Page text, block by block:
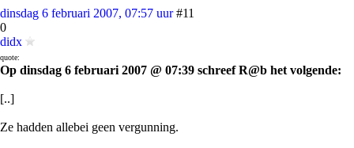
dinsdag 6 februari 2007, 07:57 uur #11
0
didx
quote:
Op dinsdag 6 februari 2007 @ 07:39 schreef R@b het volgende:
[..]
Ze hadden allebei geen vergunning.